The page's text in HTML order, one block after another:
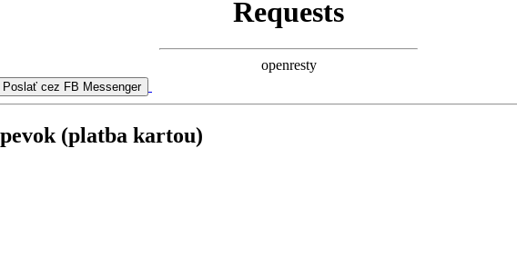
Poslať cez FB Messenger
(platba kartou)